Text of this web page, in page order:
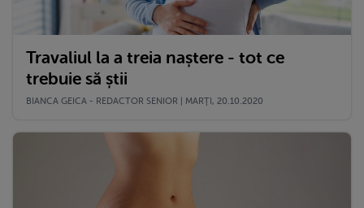
Travaliul la a treia naștere - tot ce
trebuie să știi
BIANCA GEICA - REDACTOR SENIOR | MARŢI, 20.10.2020